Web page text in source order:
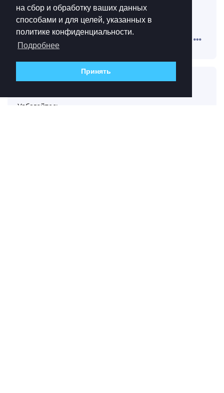
на сбор и обработку ваших данных
способами и для целей, указанных в
политике конфиденциальности.
Подробнее
Принять
Ебать ты конечно старый мем вспомнил
vbi1 13 мая 2025
Узбагойтесь